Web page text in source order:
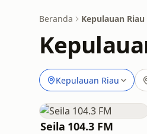
Beranda Kepulauan Riau
Kepulauan Riau
Seila 104.3 FM